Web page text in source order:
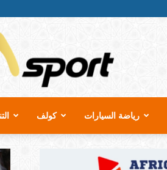
MSport.ma
كولف رياضة السيارات